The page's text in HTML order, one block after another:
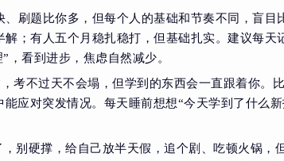
、刷题比你多，但每个人的基础和节奏不同，盲目
；有人五个月稳扎稳打，但基础扎实。建议每天
，看到进步，焦虑自然减少。
考不过天不会塌，但学到的东西会一直跟着你。
应对突发情况。每天睡前想想“今天学到了什么
，别硬撑，给自己放半天假，追个剧、吃顿火锅，